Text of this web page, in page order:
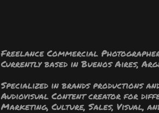
Freelance Commercial
Currently based in Buenos Aires,
Specialized in brands productions
Audiovisual Content creator for
Marketing, Culture, Sales, Visual,